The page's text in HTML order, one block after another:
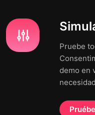
Pruebe
demo en